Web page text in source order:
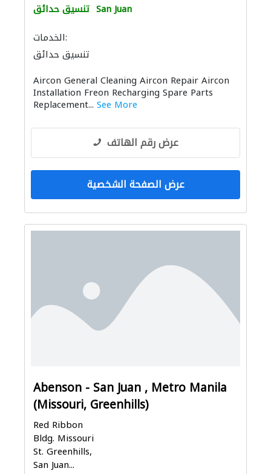
تنسيق حدائق San Juan
الخدمات:
تنسيق حدائق
Aircon General Cleaning Aircon Repair Aircon
Installation Freon Recharging Spare Parts
Replacement... See More
عرض رقم الهاتف
عرض الصفحة الشخصية
Abenson - San Juan , Metro Manila
(Missouri, Greenhills)
Red Ribbon
Bldg. Missouri
St. Greenhills,
San Juan...